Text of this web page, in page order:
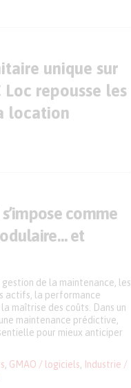
unique sur
Loc repousse les
location
comme
et
GMAO / logiciels
Industrie /
de la maintenance, les
actifs, la performance
maîtrise des coûts. Dans un
maintenance prédictive,
pour mieux anticiper